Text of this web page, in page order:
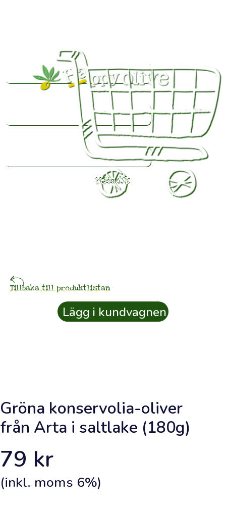
Webbutik
idag
SKÖRDKREDIT
0
kr
Samla
dina
köp
du
är
Tillbaka till produktlistan
Lägg i kundvagnen
Gröna konservolia-oliver
från Arta i saltlake (180g)
79 kr
(inkl. moms 6%)